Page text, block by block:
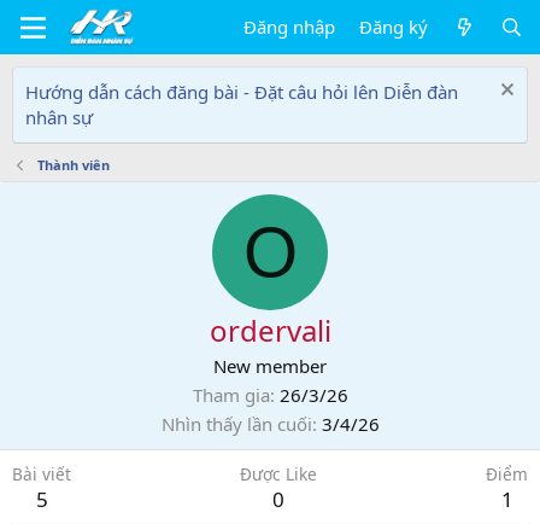
Đăng nhập Đăng ký
Hướng dẫn cách đăng bài - Đặt câu hỏi lên Diễn đàn
nhân sự
Thành viên
O
ordervali
New member
Tham gia 26/3/26
Nhìn thấy lần cuối 3/4/26
Bài viết
5
Được Like
0
Điểm
1